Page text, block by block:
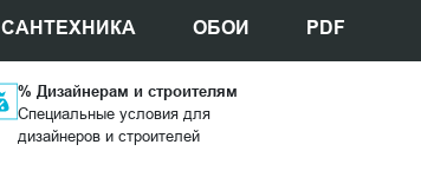
САНТЕХНИКА ОБОИ PDF
% Дизайнерам и строителям
Специальные условия для
дизайнеров и строителей